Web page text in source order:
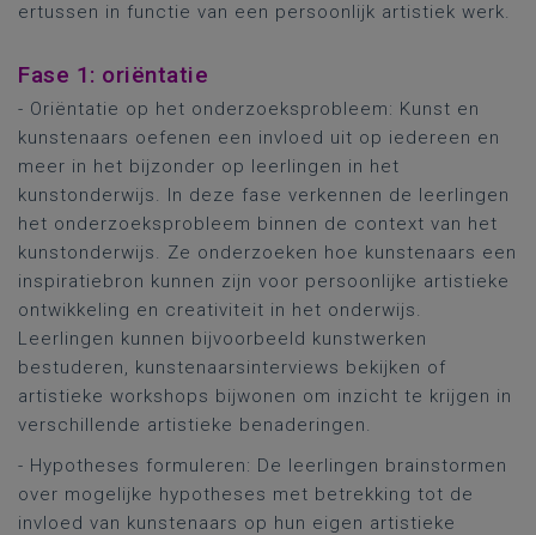
ertussen in functie van een persoonlijk artistiek werk.
Fase 1: oriëntatie
- Oriëntatie op het onderzoeksprobleem: Kunst en
kunstenaars oefenen een invloed uit op iedereen en
meer in het bijzonder op leerlingen in het
kunstonderwijs. In deze fase verkennen de leerlingen
het onderzoeksprobleem binnen de context van het
kunstonderwijs. Ze onderzoeken hoe kunstenaars een
inspiratiebron kunnen zijn voor persoonlijke artistieke
ontwikkeling en creativiteit in het onderwijs.
Leerlingen kunnen bijvoorbeeld kunstwerken
bestuderen, kunstenaarsinterviews bekijken of
artistieke workshops bijwonen om inzicht te krijgen in
verschillende artistieke benaderingen.
- Hypotheses formuleren: De leerlingen brainstormen
over mogelijke hypotheses met betrekking tot de
invloed van kunstenaars op hun eigen artistieke